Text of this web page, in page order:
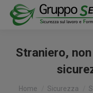
Straniero,
Tu sei qui:
Home Sicurezza